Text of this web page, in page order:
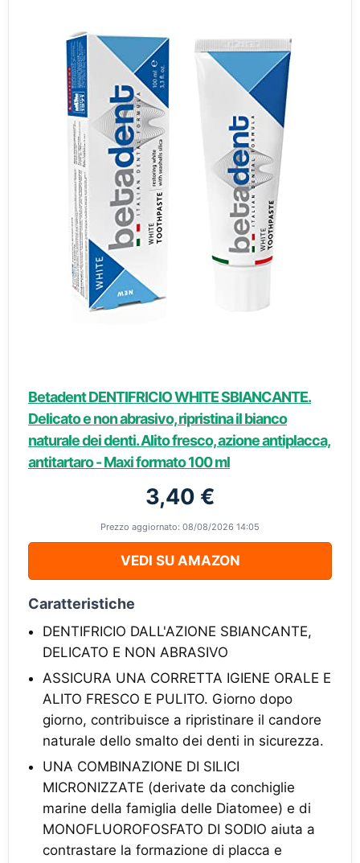
Betadent DENTIFRICIO WHITE SBIANCANTE.
Delicato e non abrasivo, ripristina il bianco
naturale dei denti. Alito fresco, azione antiplacca,
antitartaro - Maxi formato 100 ml
3,40 €
Prezzo aggiornato: 08/08/2026 14:05
VEDI SU AMAZON
Caratteristiche
DENTIFRICIO DALL'AZIONE SBIANCANTE,
DELICATO E NON ABRASIVO
ASSICURA UNA CORRETTA IGIENE ORALE E
ALITO FRESCO E PULITO. Giorno dopo
giorno, contribuisce a ripristinare il candore
naturale dello smalto dei denti in sicurezza.
UNA COMBINAZIONE DI SILICI
MICRONIZZATE (derivate da conchiglie
marine della famiglia delle Diatomee) e di
MONOFLUOROFOSFATO DI SODIO aiuta a
contrastare la formazione di placca e